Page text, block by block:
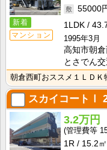
新着
マンション
55000
1LDK
1995年3月
高知市朝倉
とさでん
スカイコートⅠ
3.2万円
1R
15.2㎡